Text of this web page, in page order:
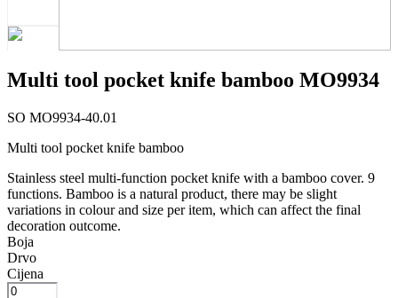
Multi tool pocket knife bamboo MO9934
SO MO9934-40.01
Multi tool pocket knife bamboo
Stainless steel multi-function pocket knife with a bamboo cover. 9
functions. Bamboo is a natural product, there may be slight
variations in colour and size per item, which can affect the final
decoration outcome.
Boja
Drvo
Cijena